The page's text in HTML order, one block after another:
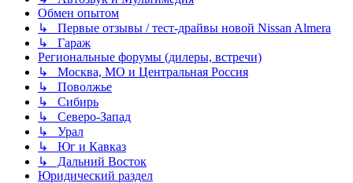
Обмен опытом
↳ Первые отзывы / тест-драйвы новой Nissan Almera
↳ Гараж
Региональные форумы (дилеры, встречи)
↳ Москва, МО и Центральная Россия
↳ Поволжье
↳ Сибирь
↳ Северо-Запад
↳ Урал
↳ Юг и Кавказ
↳ Дальний Восток
Юридический раздел